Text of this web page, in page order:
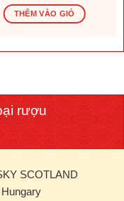
là:
276.000 ₫.
THÊM VÀO GIỎ
rượu
SCOTLAND